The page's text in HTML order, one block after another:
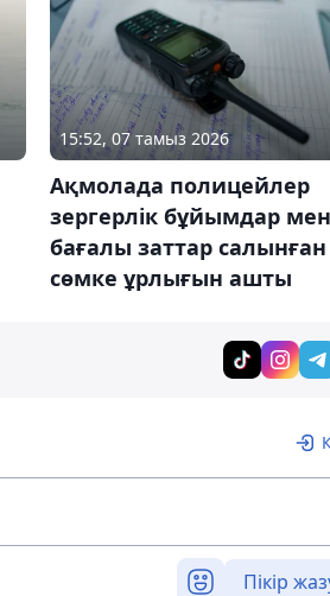
15:52, 07 тамыз 2026
Ақмолада полицейлер
зергерлік бұйымдар мен
бағалы заттар салынған
сөмке ұрлығын ашты
Пікір